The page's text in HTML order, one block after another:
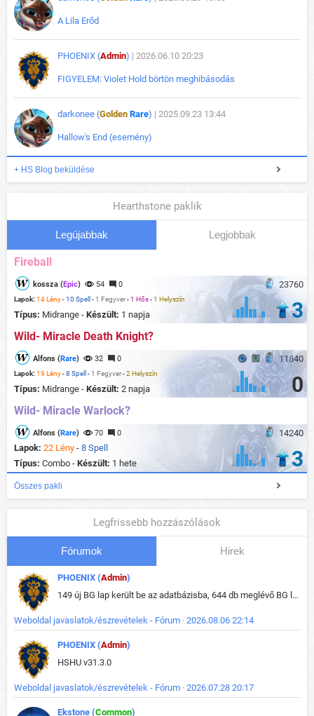
A Lila Erőd
PHOENIX (Admin) | 2026.06.10 20:23
FIGYELEM: Violet Hold börtön meghibásodás
darkonee (Golden Rare) | 2025.09.23 13:44
Hallow's End (esemény)
+ HS Blog beküldése
Hearthstone paklik
Legújabbak Legjobbak
Fireball
23760
kossza (Epic) 54 0
Lapok: 14 Lény-10 Spell - 1 Fegyver-1 Hős-1 Helyszín
Típus: Midrange - Készült: 1 napja 3
Wild- Miracle Death Knight?
11840
Alfons (Rare) 32 0
Lapok: 19 Lény-8 Spell - 1 Fegyver-2 Helyszín
Típus: Midrange - Készült: 2 napja 0
Wild- Miracle Warlock?
14240
Alfons (Rare) 70 0
Lapok: 22 Lény - 8 Spell
Típus: Combo - Készült: 1 hete 3
Összes pakli
Legfrissebb hozzászólások
Fórumok Hirek
PHOENIX (Admin)
149 új BG lap került be az adatbázisba, 644 db meglévő BG lap módosult, bekerültek az új képek a megváltozott lapokhoz is.
Weboldal javaslatok/észrevételek - Fórum · 2026.08.06 22:14
PHOENIX (Admin)
HSHU v31.3.0
Weboldal javaslatok/észrevételek - Fórum · 2026.07.28 20:17
Ekstone (Common)